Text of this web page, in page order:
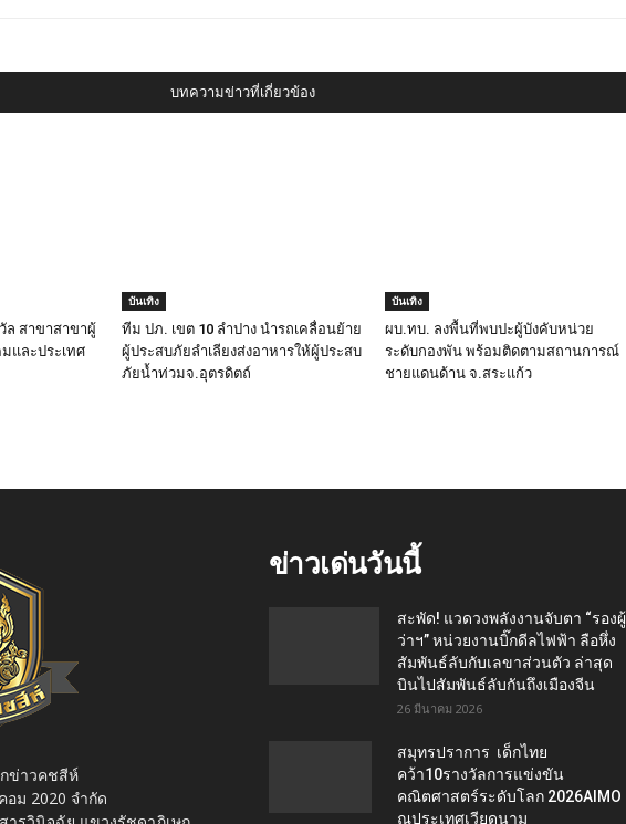
บทความข่าวที่เกี่ยวข้อง
ล สาขาสาขาผู้
และประเทศ
บันเทิง
ทีม ปภ. เขต 10 ลำปาง นำรถเคลื่อนย้าย
ผู้ประสบภัยลำเลียงส่งอาหารให้ผู้ประสบ
ภัยน้ำท่วมจ.อุตรดิตถ์
บันเทิง
ผบ.ทบ. ลงพื้นที่พบปะผู้บังคับหน่วย
ระดับกองพัน พร้อมติดตามสถานการณ์
ชายแดนด้าน จ.สระแก้ว
ข่าวคชสีห์
อม 2020 จำกัด
ข่าวเด่นวันนี้
สะพัด! แวดวงพลังงานจับตา “รองผู้
ว่าฯ” หน่วยงานบิ๊กดีลไฟฟ้า ลือหึ่ง
สัมพันธ์ลับกับเลขาส่วนตัว ล่าสุด
บินไปสัมพันธ์ลับกันถึงเมืองจีน
26 มีนาคม 2026
สมุทรปราการ เด็กไทย
คว้า10รางวัลการแข่งขัน
คณิตศาสตร์ระดับโลก 2026AIMO
ณประเทศเวียดนาม